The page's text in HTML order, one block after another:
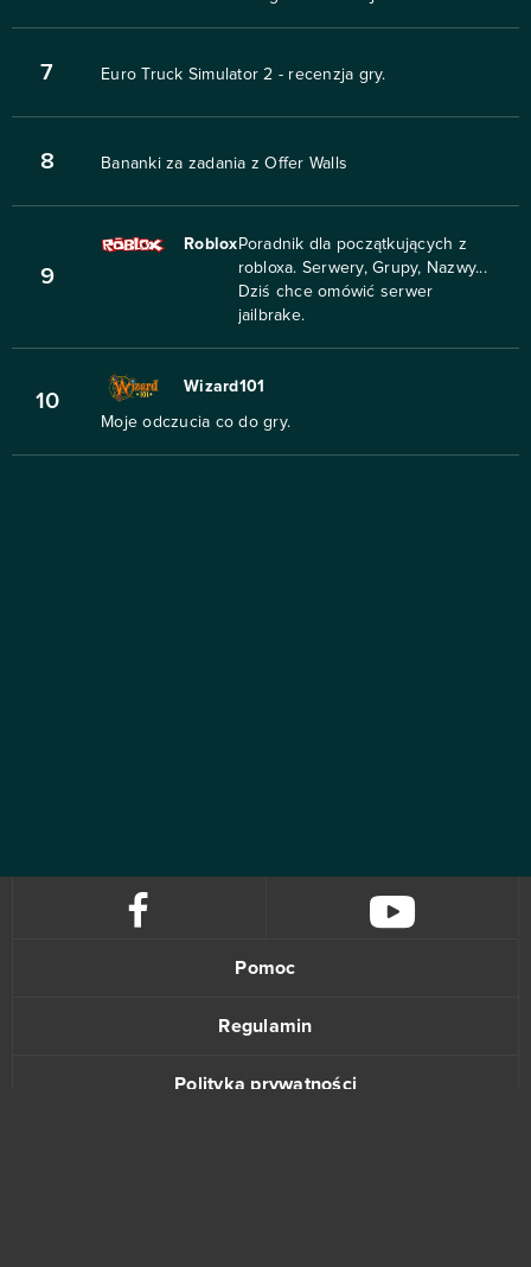
7 Euro Truck Simulator 2 - recenzja gry.
8 Bananki za zadania z Offer Walls
9
Roblox Poradnik dla początkujących z
robloxa. Serwery, Grupy, Nazwy...
Dziś chce omówić serwer
jailbrake.
10
Wizard101
Moje odczucia co do gry.
Pomoc
Regulamin
Polityka prywatności